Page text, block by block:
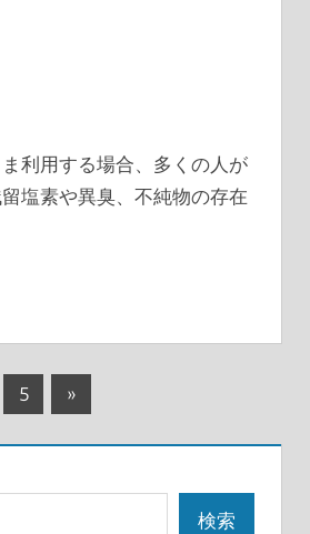
利用する場合、多くの人が
塩素や異臭、不純物の存在
5
次
事
»
検索